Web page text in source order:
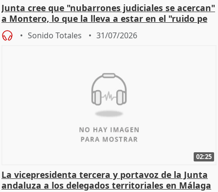
Junta cree que "nubarrones judiciales se acercan"
a Montero, lo que la lleva a estar en el "ruido pe
Sonido Totales 31/07/2026
02:25
La vicepresidenta tercera y portavoz de la Junta
andaluza a los delegados territoriales en Málaga